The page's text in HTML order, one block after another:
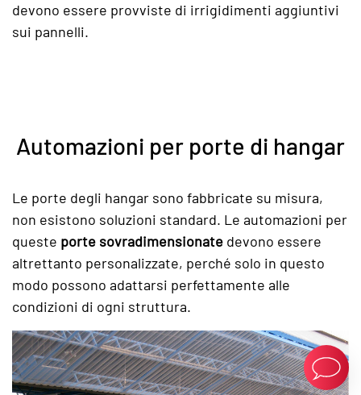
devono essere provviste di irrigidimenti aggiuntivi
sui pannelli.
Automazioni per porte di hangar
Le porte degli hangar sono fabbricate su misura,
non esistono soluzioni standard. Le automazioni per
queste porte sovradimensionate devono essere
altrettanto personalizzate, perché solo in questo
modo possono adattarsi perfettamente alle
condizioni di ogni struttura.